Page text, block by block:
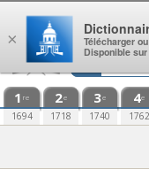
Aller au contenu
1 re
1694
2e
1718
3e
1740
4e
1762
×
Télécharger
Disponible